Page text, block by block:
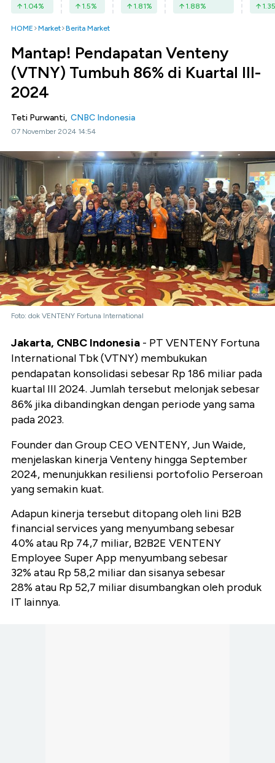
1.04% 1.5% 1.81% 1.88% 1.35
HOME Market Berita Market
Mantap! Pendapatan Venteny
(VTNY) Tumbuh 86% di Kuartal III-
2024
Teti Purwanti, CNBC Indonesia
07 November 2024 14:54
Foto: dok VENTENY Fortuna International
Jakarta, CNBC Indonesia - PT VENTENY Fortuna
International Tbk (VTNY) membukukan
pendapatan konsolidasi sebesar Rp 186 miliar pada
kuartal III 2024. Jumlah tersebut melonjak sebesar
86% jika dibandingkan dengan periode yang sama
pada 2023.
Founder dan Group CEO VENTENY, Jun Waide,
menjelaskan kinerja Venteny hingga September
2024, menunjukkan resiliensi portofolio Perseroan
yang semakin kuat.
Adapun kinerja tersebut ditopang oleh lini B2B
financial services yang menyumbang sebesar
40% atau Rp 74,7 miliar, B2B2E VENTENY
Employee Super App menyumbang sebesar
32% atau Rp 58,2 miliar dan sisanya sebesar
28% atau Rp 52,7 miliar disumbangkan oleh produk
IT lainnya.